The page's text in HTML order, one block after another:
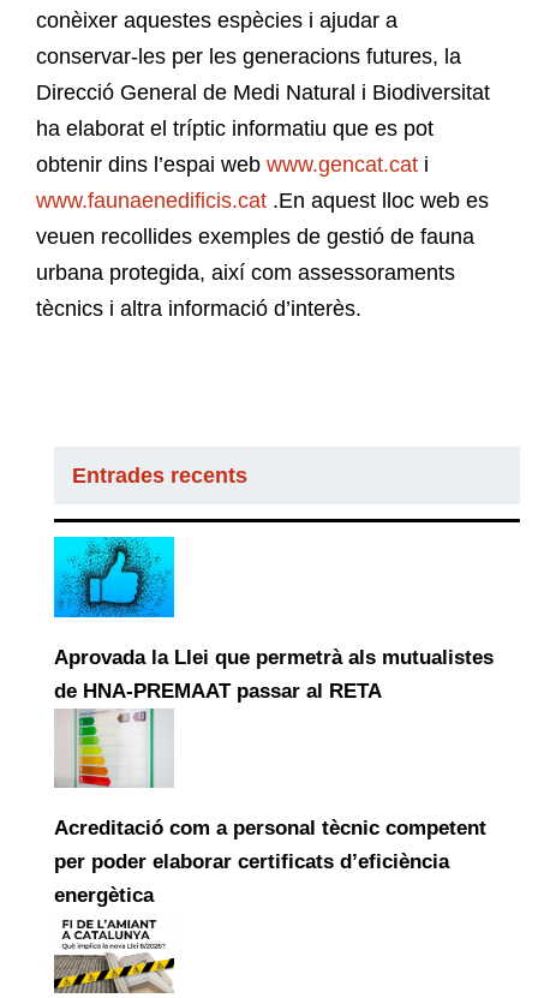
conèixer aquestes espècies i ajudar a
conservar-les per les generacions futures, la
Direcció General de Medi Natural i Biodiversitat
ha elaborat el tríptic informatiu que es pot
obtenir dins l’espai web www.gencat.cat i
www.faunaenedificis.cat .En aquest lloc web es
veuen recollides exemples de gestió de fauna
urbana protegida, així com assessoraments
tècnics i altra informació d’interès.
Entrades recents
Aprovada la Llei que permetrà als mutualistes
de HNA-PREMAAT passar al RETA
Acreditació com a personal tècnic competent
per poder elaborar certificats d’eficiència
energètica